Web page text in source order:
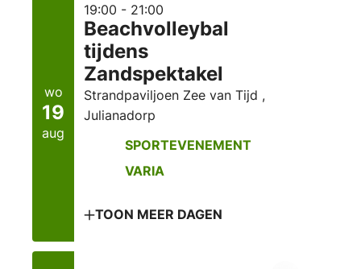
wo
19
aug
19:00 - 21:00
Beachvolleybal
tijdens
Zandspektakel
Strandpaviljoen Zee van Tijd ,
Julianadorp
SPORTEVENEMENT
VARIA
TOON MEER DAGEN